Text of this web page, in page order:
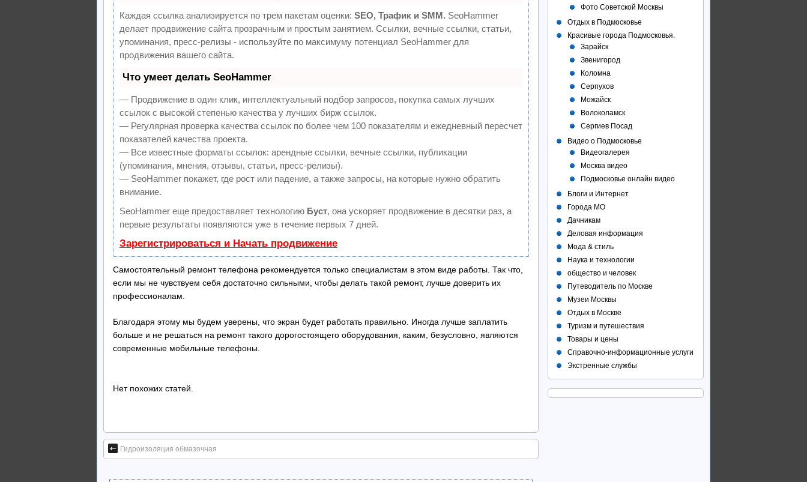
Каждая ссылка анализируется по трем пакетам оценки: SEO, Трафик и SMM. SeoHammer
делает продвижение сайта прозрачным и простым занятием. Ссылки, вечные ссылки, статьи,
упоминания, пресс-релизы - используйте по максимуму потенциал SeoHammer для
продвижения вашего сайта.
Что умеет делать SeoHammer
— Продвижение в один клик, интеллектуальный подбор запросов, покупка самых лучших
ссылок с высокой степенью качества у лучших бирж ссылок.
— Регулярная проверка качества ссылок по более чем 100 показателям и ежедневный пересчет
показателей качества проекта.
— Все известные форматы ссылок: арендные ссылки, вечные ссылки, публикации
(упоминания, мнения, отзывы, статьи, пресс-релизы).
— SeoHammer покажет, где рост или падение, а также запросы, на которые нужно обратить
внимание.
SeoHammer еще предоставляет технологию Буст, она ускоряет продвижение в десятки раз, а
первые результаты появляются уже в течение первых 7 дней.
Зарегистрироваться и Начать продвижение
Самостоятельный ремонт телефона рекомендуется только специалистам в этом виде работы. Так что,
если мы не чувствуем себя достаточно сильными, чтобы делать такой ремонт, лучше доверить их
профессионалам.
Благодаря этому мы будем уверены, что экран будет работать правильно. Иногда лучше заплатить
больше и не решаться на ремонт такого дорогостоящего оборудования, каким, безусловно, являются
современные мобильные телефоны.
Нет похожих статей.
Гидроизоляция обмазочная
Фото Советcкой Москвы
Отдых в Подмосковье
Красивые города Подмосковья.
Зарайск
Звенигород
Коломна
Серпухов
Можайск
Волоколамск
Сергиев Посад
Видео о Подмосковье
Видеогалерея
Москва видео
Подмосковье онлайн видео
Блоги и Интернет
Города МО
Дачникам
Деловая информация
Мода & стиль
Наука и технологии
общество и человек
Путеводитель по Москве
Музеи Москвы
Отдых в Москве
Туризм и путешествия
Товары и цены
Справочно-информационные услуги
Экстренные службы